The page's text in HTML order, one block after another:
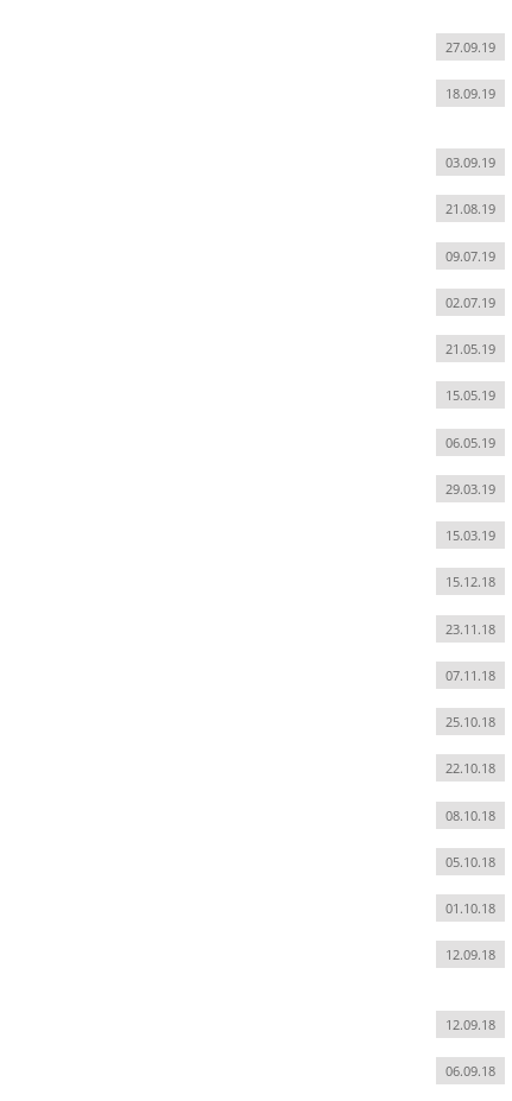
27.09.19
18.09.19
03.09.19
21.08.19
09.07.19
02.07.19
21.05.19
15.05.19
06.05.19
29.03.19
15.03.19
15.12.18
23.11.18
07.11.18
25.10.18
22.10.18
08.10.18
05.10.18
01.10.18
12.09.18
12.09.18
06.09.18